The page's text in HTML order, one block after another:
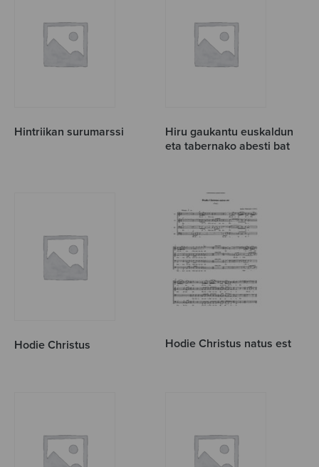
Hintriikan surumarssi
Hiru gaukantu euskaldun
eta tabernako abesti bat
Hodie Christus Hodie Christus natus est